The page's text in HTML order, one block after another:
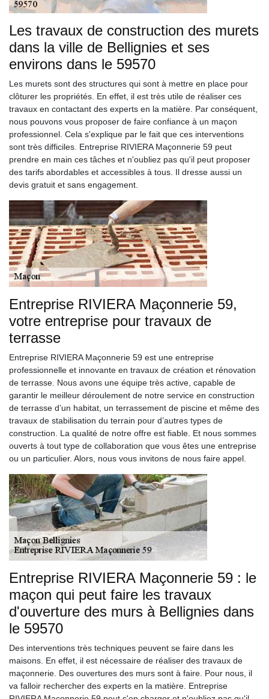
Les travaux de construction des murets
dans la ville de Bellignies et ses
environs dans le 59570
Les murets sont des structures qui sont à mettre en place pour
clôturer les propriétés. En effet, il est très utile de réaliser ces
travaux en contactant des experts en la matière. Par conséquent,
nous pouvons vous proposer de faire confiance à un maçon
professionnel. Cela s'explique par le fait que ces interventions
sont très difficiles. Entreprise RIVIERA Maçonnerie 59 peut
prendre en main ces tâches et n'oubliez pas qu'il peut proposer
des tarifs abordables et accessibles à tous. Il dresse aussi un
devis gratuit et sans engagement.
Entreprise RIVIERA Maçonnerie 59,
votre entreprise pour travaux de
terrasse
Entreprise RIVIERA Maçonnerie 59 est une entreprise
professionnelle et innovante en travaux de création et rénovation
de terrasse. Nous avons une équipe très active, capable de
garantir le meilleur déroulement de notre service en construction
de terrasse d’un habitat, un terrassement de piscine et même des
travaux de stabilisation du terrain pour d’autres types de
construction. La qualité de notre offre est fiable. Et nous sommes
ouverts à tout type de collaboration que vous êtes une entreprise
ou un particulier. Alors, nous vous invitons de nous faire appel.
Entreprise RIVIERA Maçonnerie 59 : le
maçon qui peut faire les travaux
d'ouverture des murs à Bellignies dans
le 59570
Des interventions très techniques peuvent se faire dans les
maisons. En effet, il est nécessaire de réaliser des travaux de
maçonnerie. Des ouvertures des murs sont à faire. Pour nous, il
va falloir rechercher des experts en la matière. Entreprise